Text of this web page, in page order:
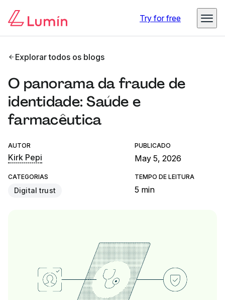
Try for free
Explorar todos os blogs
O panorama da fraude de
identidade: Saúde e
farmacêutica
AUTOR
Kirk Pepi
PUBLICADO
May 5, 2026
CATEGORIAS
Digital trust
TEMPO DE LEITURA
5 min